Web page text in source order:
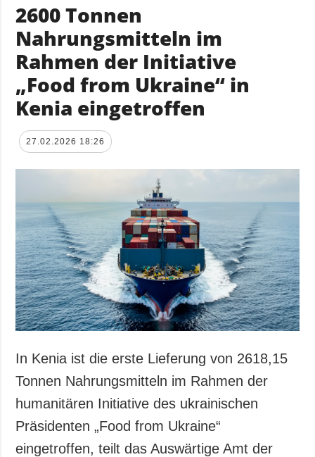
2600 Tonnen
Nahrungsmitteln im
Rahmen der Initiative
„Food from Ukraine“ in
Kenia eingetroffen
27.02.2026 18:26
In Kenia ist die erste Lieferung von 2618,15
Tonnen Nahrungsmitteln im Rahmen der
humanitären Initiative des ukrainischen
Präsidenten „Food from Ukraine“
eingetroffen, teilt das Auswärtige Amt der